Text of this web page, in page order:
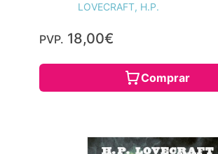
LOVECRAFT, H.P.
PVP. 18,00€
Comprar